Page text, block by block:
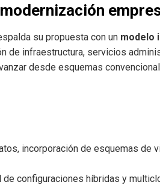
su propuesta con un modelo
de infraestructura, servicios
desde esquemas
incorporación de esquemas de
configuraciones híbridas y